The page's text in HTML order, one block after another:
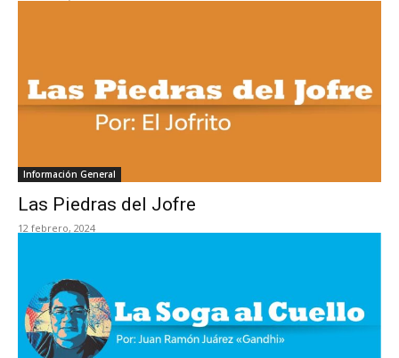
Información General
Las Piedras del Jofre
12 febrero, 2024